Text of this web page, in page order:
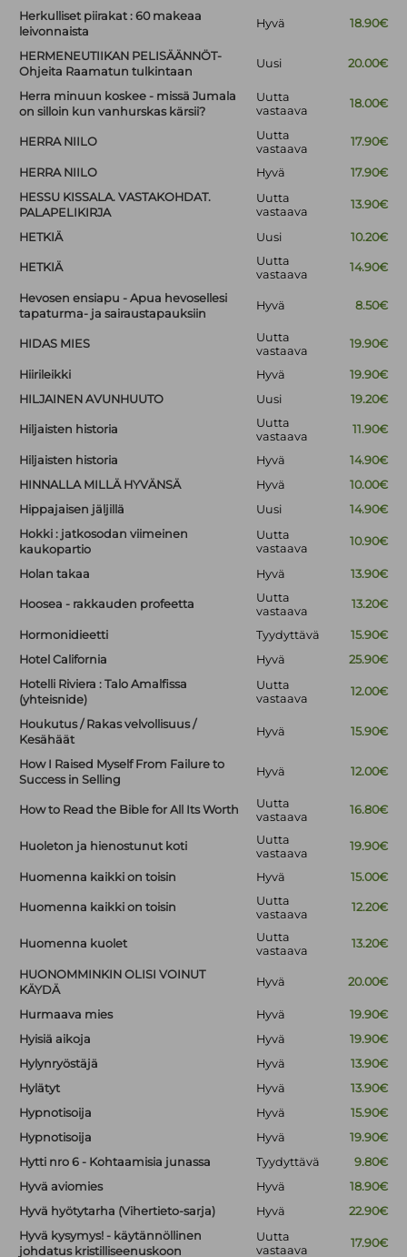
Herkulliset piirakat : 60 makeaa
leivonnaista
Hyvä 18.90€
HERMENEUTIIKAN PELISÄÄNNÖT-
Ohjeita Raamatun tulkintaan
Uusi 20.00€
Herra minuun koskee - missä Jumala
on silloin kun vanhurskas kärsii?
Uutta
vastaava
18.00€
HERRA NIILO
Uutta
vastaava
17.90€
HERRA NIILO Hyvä
17.90€
HESSU KISSALA. VASTAKOHDAT.
PALAPELIKIRJA
Uutta
vastaava
13.90€
HETKIÄ Uusi 10.20€
HETKIÄ
Uutta
vastaava
14.90€
Hevosen ensiapu - Apua hevosellesi
tapaturma- ja sairaustapauksiin
Hyvä 8.50€
HIDAS MIES
Uutta
vastaava
19.90€
Hiirileikki Hyvä
19.90€
HILJAINEN AVUNHUUTO
Uusi 19.20€
Hiljaisten historia
Uutta
vastaava
11.90€
Hiljaisten historia Hyvä
14.90€
HINNALLA MILLÄ HYVÄNSÄ
Hyvä
10.00€
Hippajaisen jäljillä
Uusi
14.90€
Hokki : jatkosodan viimeinen
kaukopartio
Uutta
vastaava
10.90€
Holan takaa Hyvä 13.90€
Hoosea - rakkauden profeetta
Uutta
vastaava
13.20€
Hormonidieetti Tyydyttävä
15.90€
Hotel California
Hyvä
25.90€
Hotelli Riviera : Talo Amalfissa
(yhteisnide)
Uutta
vastaava
12.00€
Houkutus / Rakas velvollisuus /
Kesähäät
Hyvä 15.90€
How I Raised Myself From Failure to
Success in Selling
Hyvä 12.00€
How to Read the Bible for All Its Worth
Uutta
vastaava
16.80€
Huoleton ja hienostunut koti
Uutta
vastaava
19.90€
Huomenna kaikki on toisin Hyvä 15.00€
Huomenna kaikki on toisin
Uutta
vastaava
12.20€
Huomenna kuolet
Uutta
vastaava
13.20€
HUONOMMINKIN OLISI VOINUT
KÄYDÄ
Hyvä 20.00€
Hurmaava mies Hyvä
19.90€
Hyisiä aikoja
Hyvä
19.90€
Hylynryöstäjä
Hyvä
13.90€
Hylätyt
Hyvä
13.90€
Hypnotisoija
Hyvä
15.90€
Hypnotisoija
Hyvä
19.90€
Hytti nro 6 - Kohtaamisia junassa
Tyydyttävä
9.80€
Hyvä aviomies
Hyvä
18.90€
Hyvä hyötytarha (Vihertieto-sarja)
Hyvä
22.90€
Hyvä kysymys! - käytännöllinen
johdatus kristilliseenuskoon
Uutta
vastaava
17.90€